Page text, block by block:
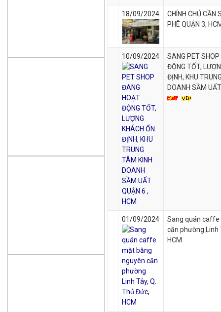
18/09/2024
CHÍNH CHỦ CẦN
PHÊ QUẬN 3,
10/09/2024
SANG PET
ĐỘNG TỐT,
ĐỊNH, KHU
DOANH SẦM
01/09/2024
Sang quán
căn phường Linh
HCM